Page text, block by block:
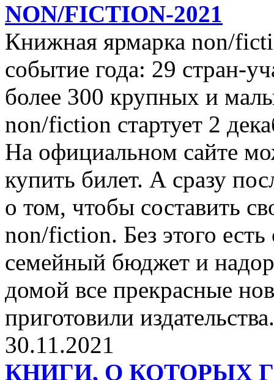
NON/FICTION-2021
Книжная ярмарка non/
событие года: 29 стран-
более 300 крупных и
non/fiction стартует 2
На официальном сайте
купить билет. А сразу
о том, чтобы составить
non/fiction. Без этого есть
семейный бюджет и
домой все прекрасные
приготовили издательства.
30.11.2021
КНИГИ, О КОТОРЫХ